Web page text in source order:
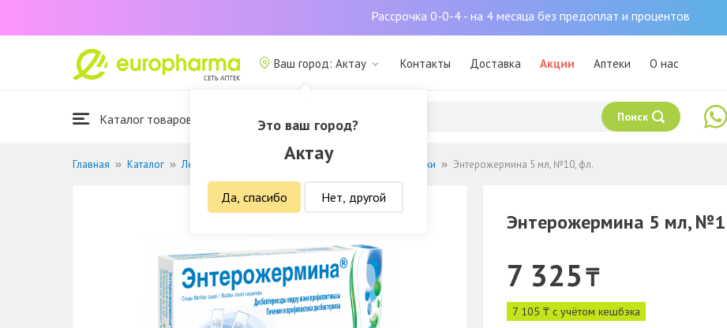
Рассрочка 0-0-4 - на 4 месяца без предоплат и процентов
Ваш город: Актау
Это ваш город?
Актау
Да, спасибо Нет, другой
Контакты Доставка Акции Аптеки О нас
Каталог товаров Поиск
Главная Каталог Лекарственные средства Пробиотики и пребиотики Энтерожермина 5 мл, №10, фл.
Энтерожермина 5 мл,
7 325₸
7 105 ₸ с учётом кешбэка